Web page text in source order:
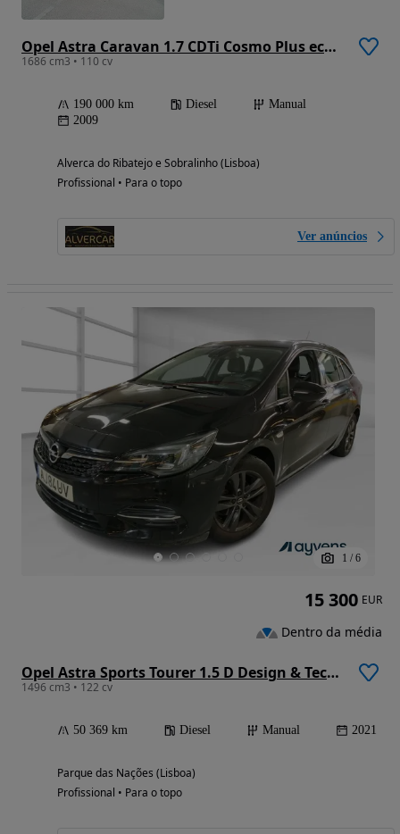
Opel Astra Caravan 1.7 CDTi Cosmo Plus ecoFlex
1686 cm3 • 110 cv
190 000 km Diesel
Manual
2009
Alverca do Ribatejo e Sobralinho (Lisboa)
Profissional • Para o topo
Ver anúncios
1 / 6
Opel Astra Sports Tourer 1.5 D Design & Tech S/S
1496 cm3 • 122 cv
50 369 km Diesel Manual 2021
Parque das Nações (Lisboa)
Profissional • Para o topo
15 300 EUR
Dentro da média